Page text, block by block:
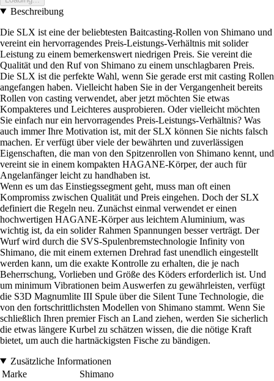
Beschreibung
Die SLX ist eine der beliebtesten Baitcasting-Rollen von Shimano und
vereint ein hervorragendes Preis-Leistungs-Verhältnis mit solider
Leistung zu einem bemerkenswert niedrigen Preis. Sie vereint die
Qualität und den Ruf von Shimano zu einem unschlagbaren Preis.
Die SLX ist die perfekte Wahl, wenn Sie gerade erst mit casting Rollen
angefangen haben. Vielleicht haben Sie in der Vergangenheit bereits
Rollen von casting verwendet, aber jetzt möchten Sie etwas
Kompakteres und Leichteres ausprobieren. Oder vielleicht möchten
Sie einfach nur ein hervorragendes Preis-Leistungs-Verhältnis? Was
auch immer Ihre Motivation ist, mit der SLX können Sie nichts falsch
machen. Er verfügt über viele der bewährten und zuverlässigen
Eigenschaften, die man von den Spitzenrollen von Shimano kennt, und
vereint sie in einem kompakten HAGANE-Körper, der auch für
Angelanfänger leicht zu handhaben ist.
Wenn es um das Einstiegssegment geht, muss man oft einen
Kompromiss zwischen Qualität und Preis eingehen. Doch der SLX
definiert die Regeln neu. Zunächst einmal verwendet er einen
hochwertigen HAGANE-Körper aus leichtem Aluminium, was
wichtig ist, da ein solider Rahmen Spannungen besser verträgt. Der
Wurf wird durch die SVS-Spulenbremstechnologie Infinity von
Shimano, die mit einem externen Drehrad fast unendlich eingestellt
werden kann, um die exakte Kontrolle zu erhalten, die je nach
Beherrschung, Vorlieben und Größe des Köders erforderlich ist. Und
um minimum Vibrationen beim Auswerfen zu gewährleisten, verfügt
die S3D Magnumlite III Spule über die Silent Tune Technologie, die
von den fortschrittlichsten Modellen von Shimano stammt. Wenn Sie
schließlich Ihren premier Fisch an Land ziehen, werden Sie sicherlich
die etwas längere Kurbel zu schätzen wissen, die die nötige Kraft
bietet, um auch die hartnäckigsten Fische zu bändigen.
Zusätzliche Informationen
Marke
Shimano